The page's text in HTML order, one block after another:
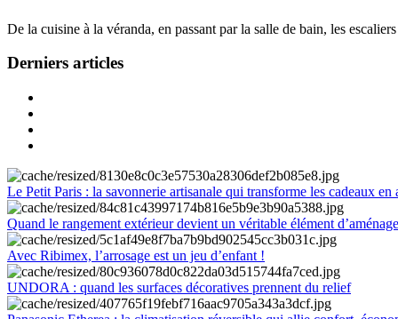
De la cuisine à la véranda, en passant par la salle de bain, les
Derniers articles
Le Petit Paris : la savonnerie artisanale qui transforme les cadeaux en
Quand le rangement extérieur devient un véritable élément
Avec Ribimex, l’arrosage est un jeu d’enfant !
UNDORA : quand les surfaces décoratives prennent du relief